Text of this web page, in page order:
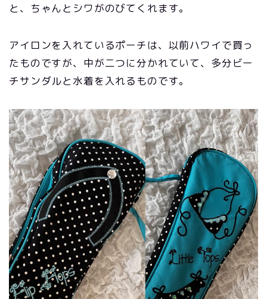
と、ちゃんとシワがのびてくれます。
アイロンを入れているポーチは、以前ハワイで買っ
たものですが、中が二つに分かれていて、多分ビー
チサンダルと水着を入れるものです。